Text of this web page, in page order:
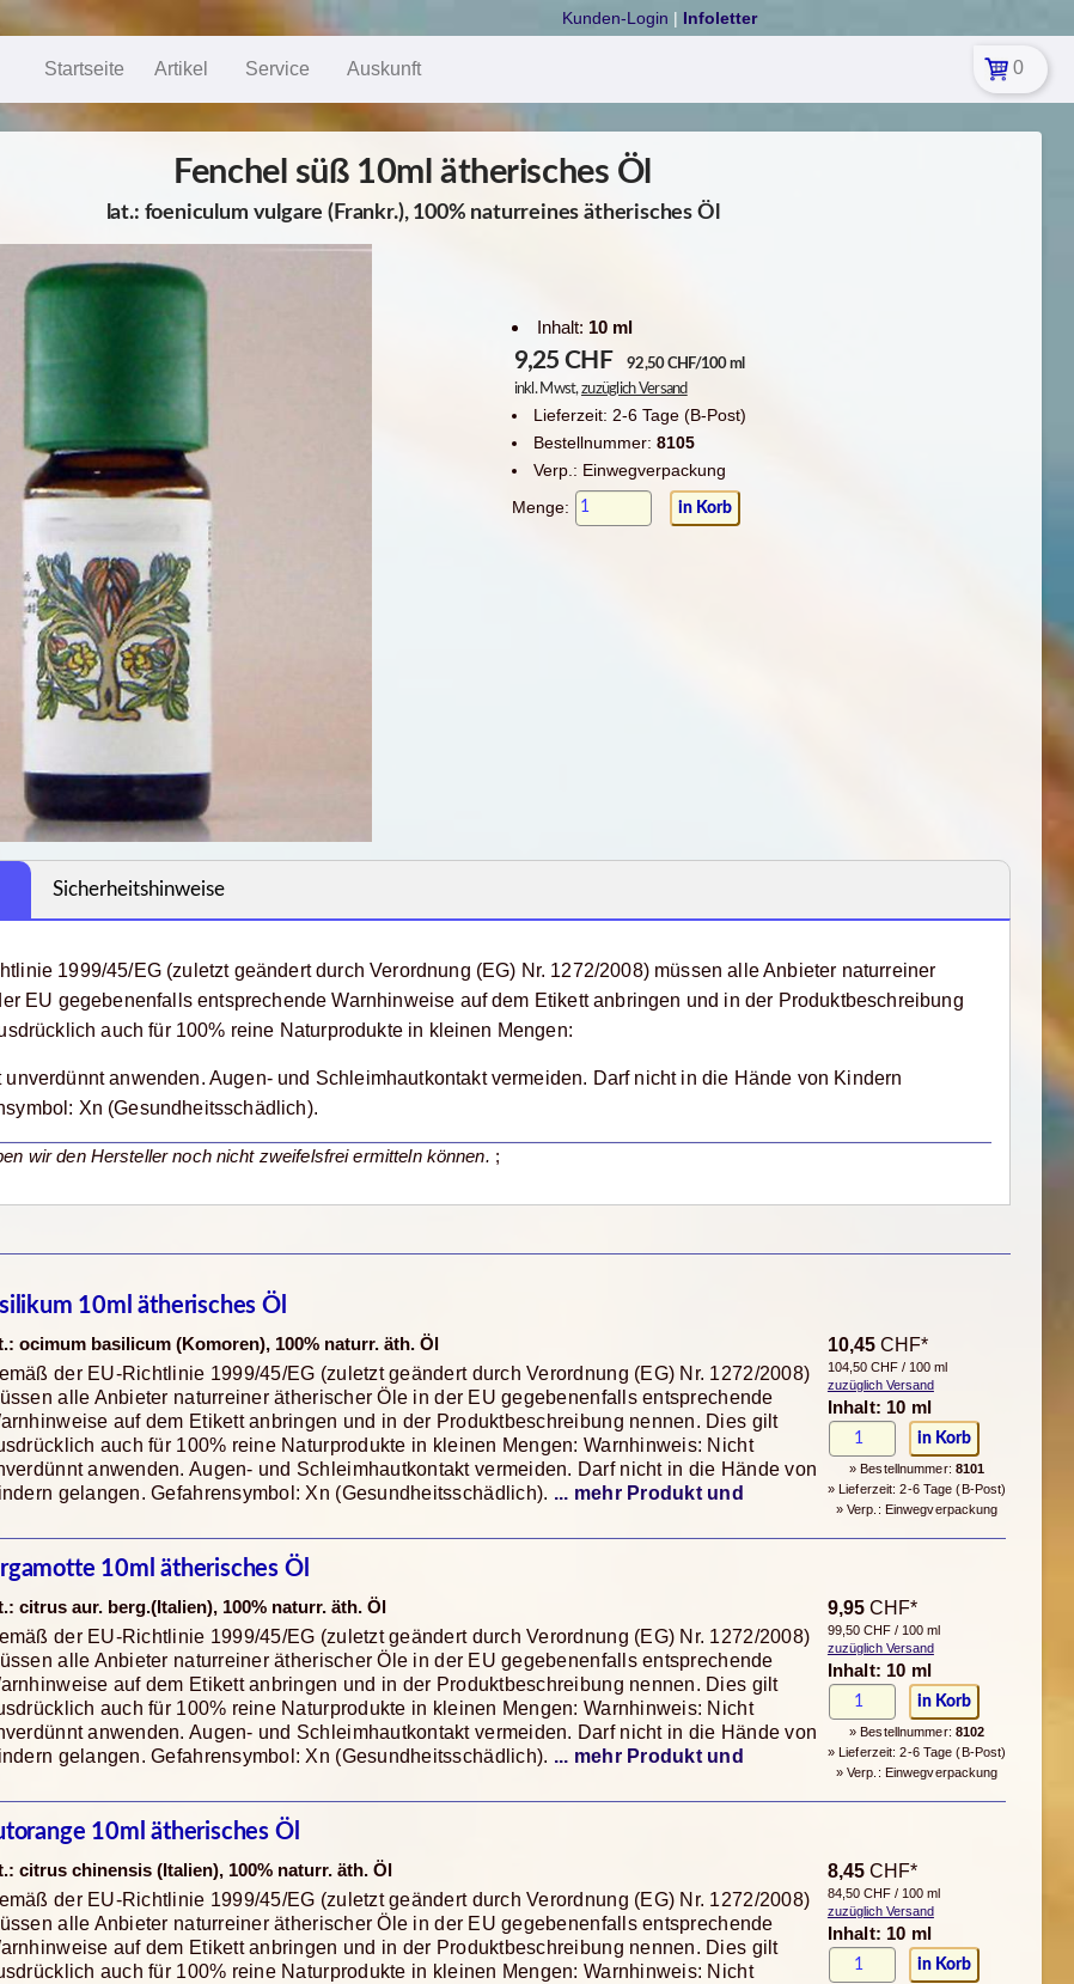
Kunden-Login | Infoletter
Startseite Artikel Service Auskunft 0
Fenchel süß 10ml ätherisches Öl
lat.: foeniculum vulgare (Frankr.), 100% naturreines ätherisches Öl
Inhalt: 10 ml
9,25 CHF
92,50 CHF/100 ml
inkl. Mwst,zuzüglich Versand
Lieferzeit: 2-6 Tage (B-Post)
Bestellnummer:8105
Verp.: Einwegverpackung
Menge:
Sicherheitshinweise
1999/45/EG (zuletzt geändert durch Verordnung (EG) Nr. 1272/2008) müssen alle Anbieter naturreiner
EU gegebenenfalls entsprechende Warnhinweise auf dem Etikett anbringen und in der Produktbeschreibung
auch für 100% reine Naturprodukte in kleinen Mengen:
anwenden. Augen- und Schleimhautkontakt vermeiden. Darf nicht in die Hände von Kindern
Xn (Gesundheitsschädlich).
wir den Hersteller noch nicht zweifelsfrei ermitteln können. ;
10ml ätherisches Öl
10,45CHF*
104,50 CHF / 100 ml
zuzüglich Versand
Inhalt: 10 ml
» Bestellnummer: 8101
» Lieferzeit: 2-6 Tage (B-Post)
» Verp.: Einwegverpackung
ocimum basilicum (Komoren), 100% naturr. äth. Öl
der EU-Richtlinie 1999/45/EG (zuletzt geändert durch Verordnung (EG) Nr. 1272/2008)
alle Anbieter naturreiner ätherischer Öle in der EU gegebenenfalls entsprechende
auf dem Etikett anbringen und in der Produktbeschreibung nennen. Dies gilt
auch für 100% reine Naturprodukte in kleinen Mengen: Warnhinweis: Nicht
anwenden. Augen- und Schleimhautkontakt vermeiden. Darf nicht in die Hände von
gelangen. Gefahrensymbol: Xn (Gesundheitsschädlich). ... mehr Produkt und
10ml ätherisches Öl
9,95CHF*
99,50 CHF / 100 ml
zuzüglich Versand
Inhalt: 10 ml
» Bestellnummer: 8102
» Lieferzeit: 2-6 Tage (B-Post)
» Verp.: Einwegverpackung
citrus aur. berg.(Italien), 100% naturr. äth. Öl
der EU-Richtlinie 1999/45/EG (zuletzt geändert durch Verordnung (EG) Nr. 1272/2008)
alle Anbieter naturreiner ätherischer Öle in der EU gegebenenfalls entsprechende
auf dem Etikett anbringen und in der Produktbeschreibung nennen. Dies gilt
auch für 100% reine Naturprodukte in kleinen Mengen: Warnhinweis: Nicht
anwenden. Augen- und Schleimhautkontakt vermeiden. Darf nicht in die Hände von
gelangen. Gefahrensymbol: Xn (Gesundheitsschädlich). ... mehr Produkt und
10ml ätherisches Öl
8,45CHF*
84,50 CHF / 100 ml
zuzüglich Versand
Inhalt: 10 ml
citrus chinensis (Italien), 100% naturr. äth. Öl
der EU-Richtlinie 1999/45/EG (zuletzt geändert durch Verordnung (EG) Nr. 1272/2008)
alle Anbieter naturreiner ätherischer Öle in der EU gegebenenfalls entsprechende
auf dem Etikett anbringen und in der Produktbeschreibung nennen. Dies gilt
auch für 100% reine Naturprodukte in kleinen Mengen: Warnhinweis: Nicht